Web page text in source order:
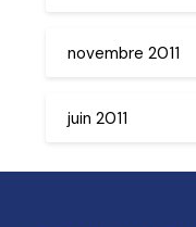
novembre 2011
juin 2011